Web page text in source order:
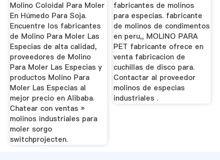
Molino Coloidal Para Moler
En Húmedo Para Soja.
Encuentre los fabricantes
de Molino Para Moler Las
Especias de alta calidad,
proveedores de Molino
Para Moler Las Especias y
productos Molino Para
Moler Las Especias al
mejor precio en Alibaba.
Chatear con ventas »
molinos industriales para
moler sorgo
switchprojecten.
fabricantes de molinos
para especias. fabricante
de molinos de condimentos
en peru,, MOLINO PARA
PET fabricante ofrece en
venta fabricacion de
cuchillas de disco para.
Contactar al proveedor
molinos de especias
industriales .